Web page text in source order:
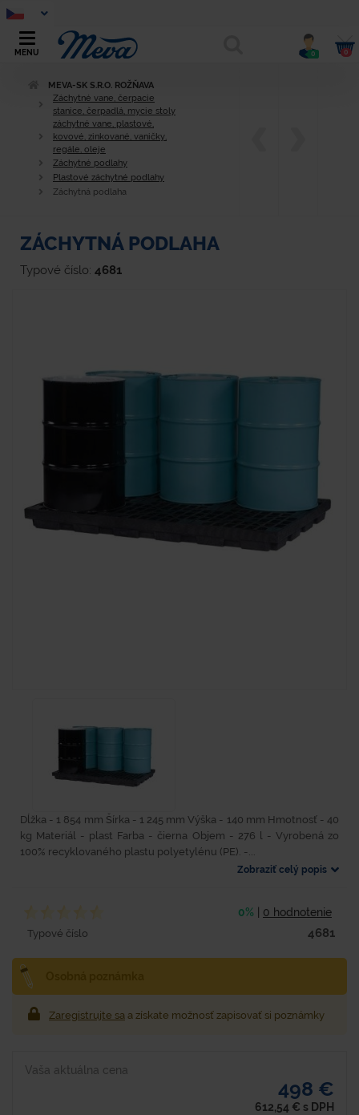
MENU 0 0
MEVA-SK S.R.O. ROŽŇAVA
Záchytné vane, čerpacie
stanice, čerpadlá, mycie stoly
záchytné vane, plastové,
kovové, zinkované, vaničky,
regále, oleje
Záchytné podlahy
Plastové záchytné podlahy
Záchytná podlaha
ZÁCHYTNÁ PODLAHA
Typové číslo: 4681
Dĺžka - 1 854 mm Šírka - 1 245 mm Výška - 140 mm Hmotnosť - 40
kg Materiál - plast Farba - čierna Objem - 276 l - Vyrobená zo
100% recyklovaného plastu polyetylénu (PE). -...
Zobraziť celý popis
0% 0 hodnotenie
Typové číslo 4681
Zaregistrujte sa a získate možnosť zapisovať si poznámky
Vaša aktuálna cena
498 €
612,54 € s DPH